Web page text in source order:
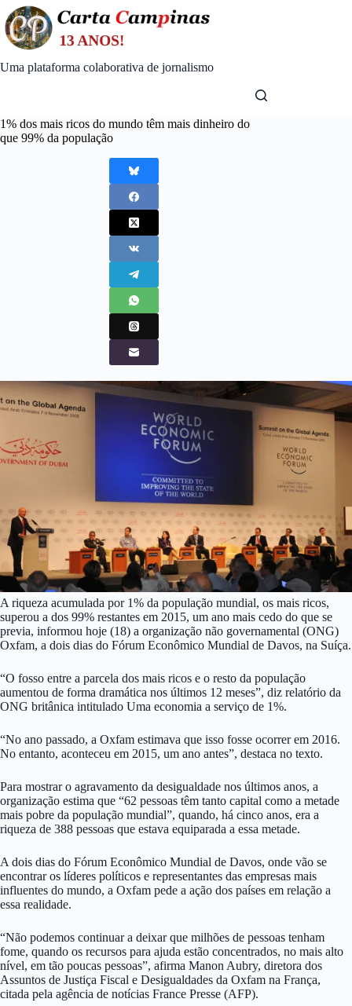
Skip
to
content
Uma plataforma colaborativa de jornalismo
1% dos mais ricos do mundo têm mais dinheiro do
que 99% da população
A riqueza acumulada por 1% da população mundial, os mais ricos,
superou a dos 99% restantes em 2015, um ano mais cedo do que se
previa, informou hoje (18) a organização não governamental (ONG)
Oxfam, a dois dias do Fórum Econômico Mundial de Davos, na Suíça.
“O fosso entre a parcela dos mais ricos e o resto da população
aumentou de forma dramática nos últimos 12 meses”, diz relatório da
ONG britânica intitulado Uma economia a serviço de 1%.
“No ano passado, a Oxfam estimava que isso fosse ocorrer em 2016.
No entanto, aconteceu em 2015, um ano antes”, destaca no texto.
Para mostrar o agravamento da desigualdade nos últimos anos, a
organização estima que “62 pessoas têm tanto capital como a metade
mais pobre da população mundial”, quando, há cinco anos, era a
riqueza de 388 pessoas que estava equiparada a essa metade.
A dois dias do Fórum Econômico Mundial de Davos, onde vão se
encontrar os líderes políticos e representantes das empresas mais
influentes do mundo, a Oxfam pede a ação dos países em relação a
essa realidade.
“Não podemos continuar a deixar que milhões de pessoas tenham
fome, quando os recursos para ajuda estão concentrados, no mais alto
nível, em tão poucas pessoas”, afirma Manon Aubry, diretora dos
Assuntos de Justiça Fiscal e Desigualdades da Oxfam na França,
citada pela agência de notícias France Presse (AFP).